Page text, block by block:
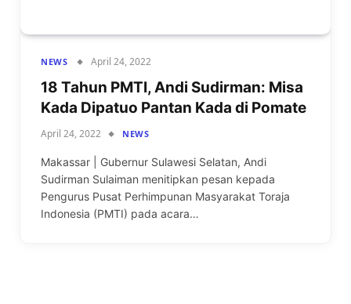
NEWS April 24, 2022
18 Tahun PMTI, Andi Sudirman: Misa
Kada Dipatuo Pantan Kada di Pomate
April 24, 2022 NEWS
Makassar | Gubernur Sulawesi Selatan, Andi
Sudirman Sulaiman menitipkan pesan kepada
Pengurus Pusat Perhimpunan Masyarakat Toraja
Indonesia (PMTI) pada acara…